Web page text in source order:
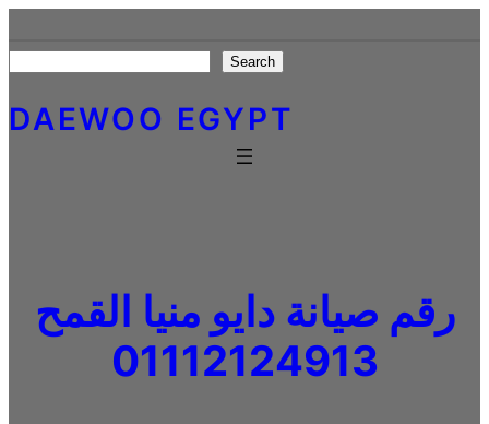
to
content
Search
DAEWOO EGYPT
رقم صيانة دايو منيا القمح
01112124913